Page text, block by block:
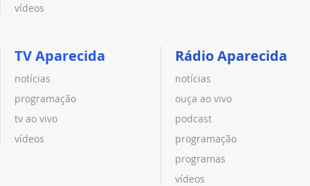
vídeos
TV Aparecida
notícias
programação
tv ao vivo
vídeos
Rádio Aparecida
notícias
ouça ao vivo
podcast
programação
programas
vídeos